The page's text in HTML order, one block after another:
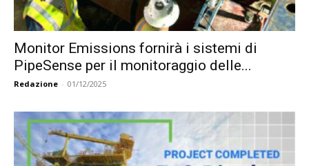
Monitor Emissions fornirà i sistemi di
PipeSense per il monitoraggio delle...
Redazione - 01/12/2025